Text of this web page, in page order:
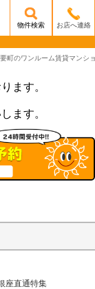
logo.png
物件検索 お店へ連絡
要町のワンルーム賃貸マンシ
ます。
ます。
座直通特集